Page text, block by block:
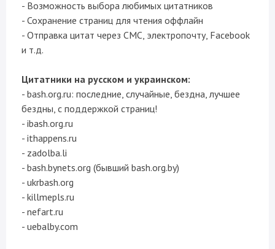
- Возможность выбора любимых цитатников
- Сохранение страниц для чтения оффлайн
- Отправка цитат через СМС, электропочту, Facebook
и т.д.
Цитатники на русском и украинском:
- bash.org.ru: последние, случайные, бездна, лучшее
бездны, с поддержкой страниц!
- ibash.org.ru
- ithappens.ru
- zadolba.li
- bash.bynets.org (бывший bash.org.by)
- ukrbash.org
- killmepls.ru
- nefart.ru
- uebalby.com